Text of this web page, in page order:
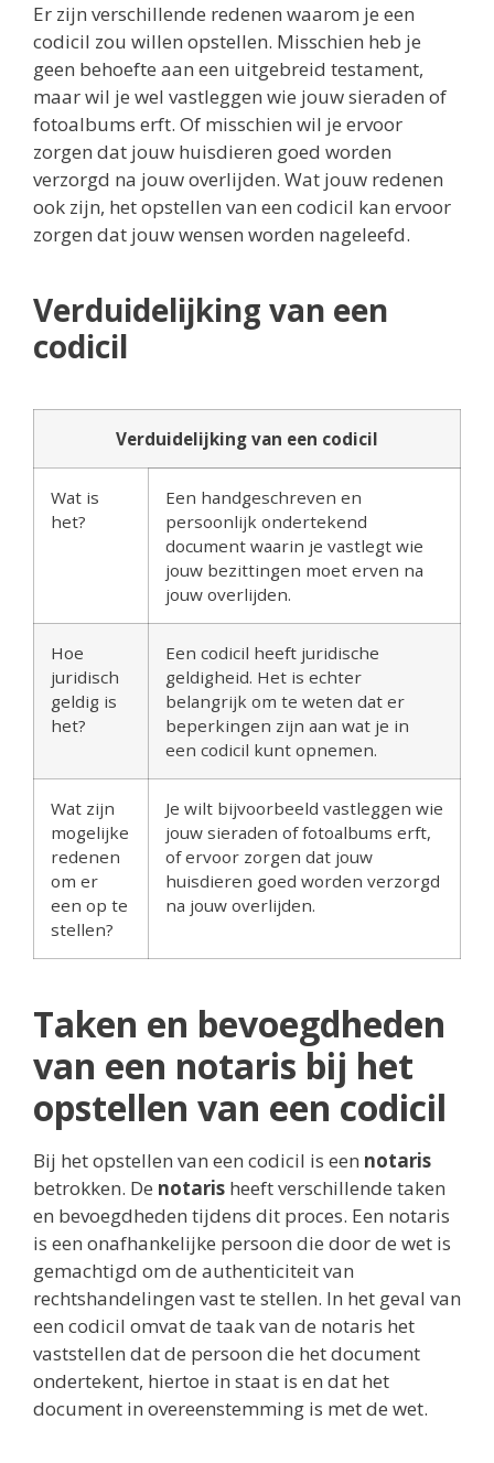
Er zijn verschillende redenen waarom je een
codicil zou willen opstellen. Misschien heb je
geen behoefte aan een uitgebreid testament,
maar wil je wel vastleggen wie jouw sieraden of
fotoalbums erft. Of misschien wil je ervoor
zorgen dat jouw huisdieren goed worden
verzorgd na jouw overlijden. Wat jouw redenen
ook zijn, het opstellen van een codicil kan ervoor
zorgen dat jouw wensen worden nageleefd.
Verduidelijking van een
codicil
Verduidelijking van een codicil
Wat is
het?
Een handgeschreven en
persoonlijk ondertekend
document waarin je vastlegt wie
jouw bezittingen moet erven na
jouw overlijden.
Hoe
juridisch
geldig is
het?
Een codicil heeft juridische
geldigheid. Het is echter
belangrijk om te weten dat er
beperkingen zijn aan wat je in
een codicil kunt opnemen.
Wat zijn
mogelijke
redenen
om er
een op te
stellen?
Je wilt bijvoorbeeld vastleggen wie
jouw sieraden of fotoalbums erft,
of ervoor zorgen dat jouw
huisdieren goed worden verzorgd
na jouw overlijden.
Taken en bevoegdheden
van een notaris bij het
opstellen van een codicil
Bij het opstellen van een codicil is een notaris
betrokken. De notaris heeft verschillende taken
en bevoegdheden tijdens dit proces. Een notaris
is een onafhankelijke persoon die door de wet is
gemachtigd om de authenticiteit van
rechtshandelingen vast te stellen. In het geval van
een codicil omvat de taak van de notaris het
vaststellen dat de persoon die het document
ondertekent, hiertoe in staat is en dat het
document in overeenstemming is met de wet.